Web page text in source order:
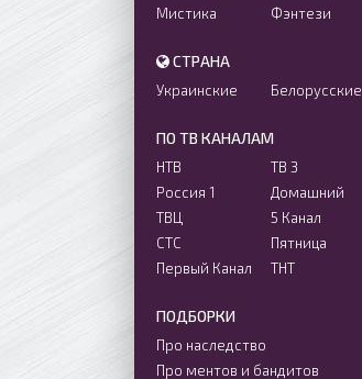
Мистика
Фэнтези
СТРАНА
Украинские Белорусские
ПО ТВ КАНАЛАМ
НТВ
Россия 1
ТВЦ
СТС
Первый Канал
ТВ 3
Домашний
5 Канал
Пятница
ТНТ
ПОДБОРКИ
Про наследство
Про ментов и бандитов